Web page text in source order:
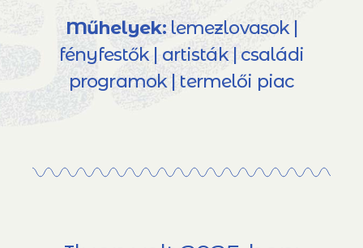
Műhelyek:lemezlovasok |
fényfestők | artisták | családi
programok | termelői piac